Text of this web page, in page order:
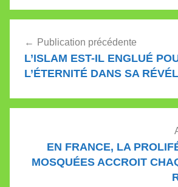
de
l’article
Publication précédente
L’ISLAM EST-IL ENGLUÉ
L’ÉTERNITÉ DANS SA
EN FRANCE, LA
MOSQUÉES ACCROIT